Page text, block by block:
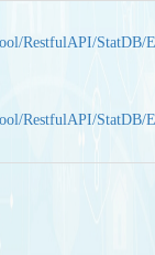
RestfulAPI/StatDB/
RestfulAPI/StatDB/